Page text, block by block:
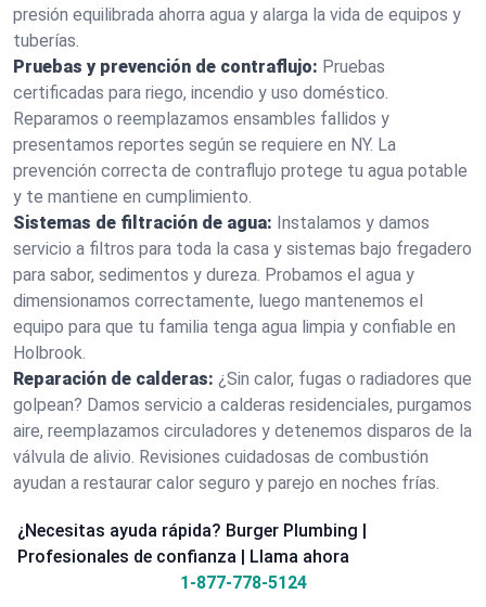
presión equilibrada ahorra agua y alarga la vida de equipos y
tuberías.
Pruebas y prevención de contraflujo: Pruebas
certificadas para riego, incendio y uso doméstico.
Reparamos o reemplazamos ensambles fallidos y
presentamos reportes según se requiere en NY. La
prevención correcta de contraflujo protege tu agua potable
y te mantiene en cumplimiento.
Sistemas de filtración de agua: Instalamos y damos
servicio a filtros para toda la casa y sistemas bajo fregadero
para sabor, sedimentos y dureza. Probamos el agua y
dimensionamos correctamente, luego mantenemos el
equipo para que tu familia tenga agua limpia y confiable en
Holbrook.
Reparación de calderas: ¿Sin calor, fugas o radiadores que
golpean? Damos servicio a calderas residenciales, purgamos
aire, reemplazamos circuladores y detenemos disparos de la
válvula de alivio. Revisiones cuidadosas de combustión
ayudan a restaurar calor seguro y parejo en noches frías.
¿Necesitas ayuda rápida? Burger Plumbing |
Profesionales de confianza | Llama ahora
1-877-778-5124